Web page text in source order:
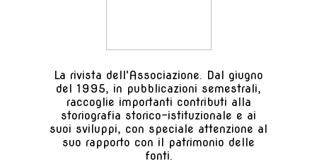
La rivista dell'Associazione. Dal giugno
del 1995, in pubblicazioni semestrali,
raccoglie importanti contributi alla
storiografia storico-istituzionale e ai
suoi sviluppi, con speciale attenzione al
suo rapporto con il patrimonio delle
fonti.